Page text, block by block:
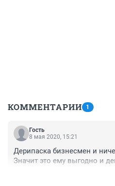
КОММЕНТАРИИ 1
Гость
8 мая 2020, 15:21
Дерипаска бизнесмен и
Значит это ему выгодно и